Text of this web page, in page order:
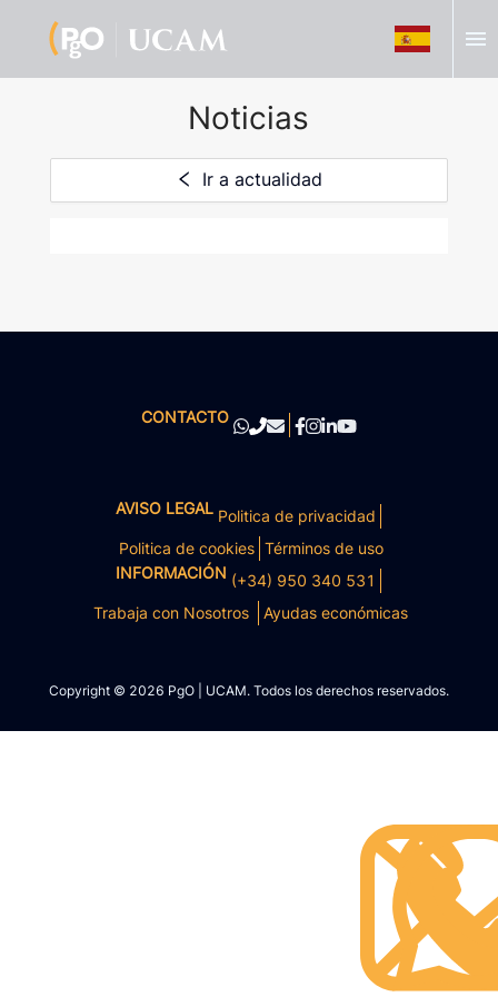
menu
Noticias
Ir a actualidad
CONTACTO
AVISO LEGAL Politica de privacidad
Politica de cookies Términos de uso
INFORMACIÓN (+34) 950 340 531
Trabaja con Nosotros
Ayudas económicas
Copyright © 2026 PgO | UCAM. Todos los derechos reservados.